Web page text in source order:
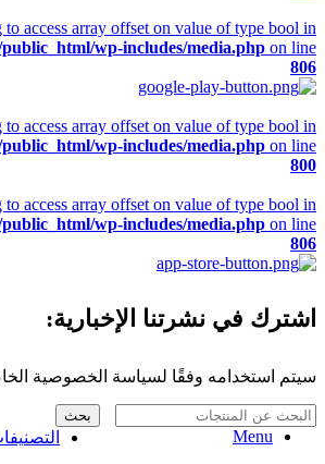
to access array offset on value of type bool in
wp-includes/media.php on line
806
to access array offset on value of type bool in
wp-includes/media.php on line
800
to access array offset on value of type bool in
wp-includes/media.php on line
806
اشترك في نشرتنا الإخبارية:
سيتم استخدامه وفقًا لسياسة الخصوصية
بحث
Menu